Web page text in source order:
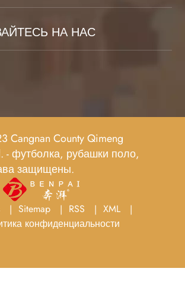
НА НАС
Cangnan County Qimeng
- футболка, рубашки поло,
защищены.
Sitemap RSS
XML
конфиденциальности